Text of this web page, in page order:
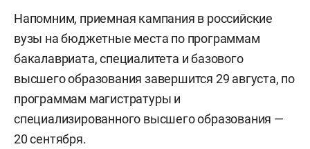
Напомним, приемная кампания в российские
вузы на бюджетные места по программам
бакалавриата, специалитета и базового
высшего образования завершится 29 августа, по
программам магистратуры и
специализированного высшего образования —
20 сентября.